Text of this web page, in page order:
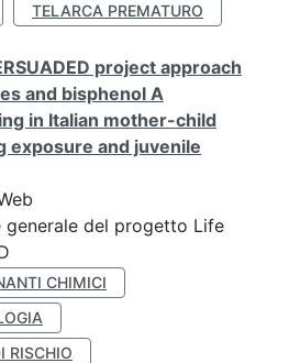
TELARCA PREMATURO
project approach
and bisphenol A
in Italian mother-child
exposure and juvenile
generale del progetto Life
CHIMICI
RISCHIO